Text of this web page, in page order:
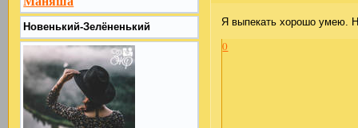
Новенький-Зелёненький Я выпекать хорошо умею.
0